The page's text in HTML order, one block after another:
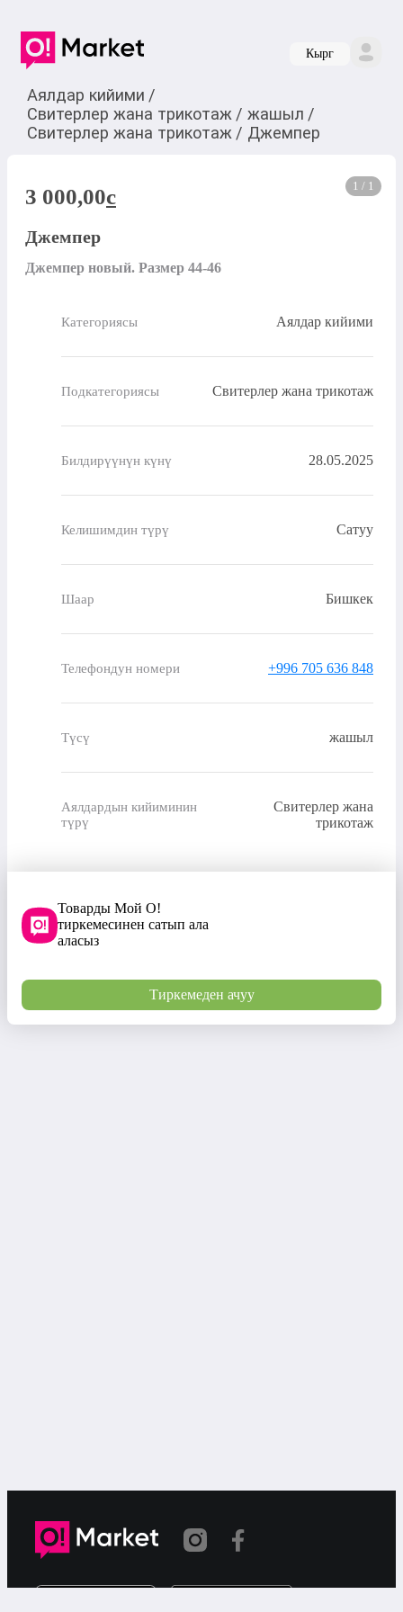
Кырг
Аялдар кийими /
Свитерлер жана трикотаж / жашыл /
Свитерлер жана трикотаж / Джемпер
1 / 1
3 000,00c
Джемпер
Джемпер новый. Размер 44-46
Категориясы Аялдар кийими
Подкатегориясы Свитерлер жана трикотаж
Билдирүүнүн күнү 28.05.2025
Келишимдин түрү Сатуу
Шаар Бишкек
Телефондун номери +996 705 636 848
Түсү жашыл
Аялдардын кийиминин
түрү
Свитерлер жана
трикотаж
Товарды Мой О!
тиркемесинен сатып ала
аласыз
Тиркемеден ачуу